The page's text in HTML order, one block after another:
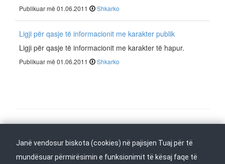
Publikuar më 01.06.2011 Shkarko
Ligji për qasje të informacionit me karakter publik
Ligji për qasje të informacionit me karakter të hapur.
Publikuar më 01.06.2011 Shkarko
Kthehu në fillim Na ndiqni në
Janë vendosur biskota (cookies) në pajisjen Tuaj për të
mundësuar përmirësimin e funksionimit të kësaj faqe të